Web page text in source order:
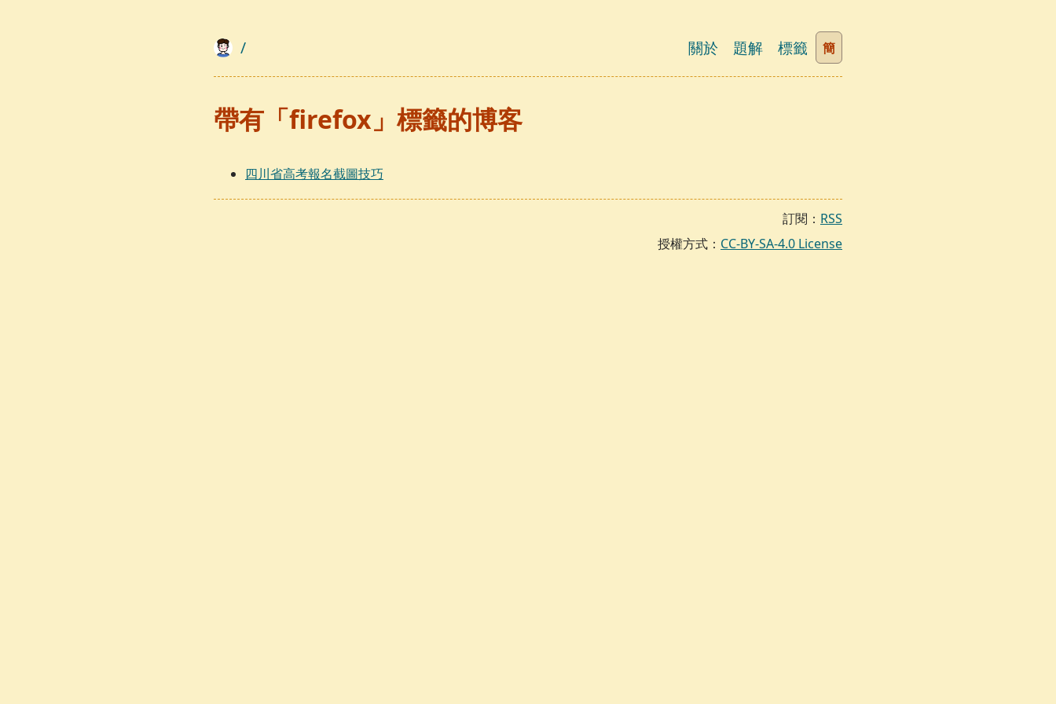
/ 關於 題解 標籤 簡
帶有「firefox」標籤的博客
四川省高考報名截圖技巧
訂閱： RSS
授權方式： CC-BY-SA-4.0 License